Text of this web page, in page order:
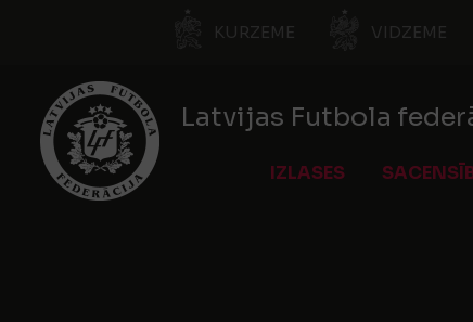
KURZEME VIDZEME
Latvijas Futbola
IZLASES